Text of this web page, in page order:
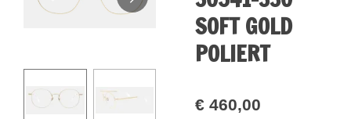
SOFT GOLD
POLIERT
€ 460,00